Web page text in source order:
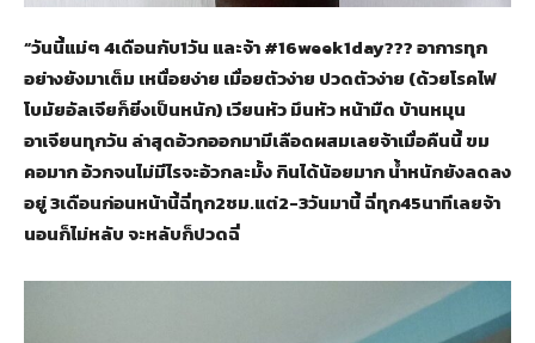
“วันนี้แม่ๆ 4เดือนกับ1วัน และจ้า #16week1day??? อาการทุก
อย่างยังมาเต็ม เหนื่อยง่าย เมื่อยตัวง่าย ปวดตัวง่าย (ด้วยโรคไฟ
โบมัยอัลเจียก็ยิ่งเป็นหนัก) เวียนหัว มึนหัว หน้ามืด บ้านหมุน
อาเจียนทุกวัน ล่าสุดอ้วกออกมามีเลือดผสมเลยจ้าเมื่อคืนนี้ ขม
คอมาก อ้วกจนไม่มีไรจะอ้วกละมั้ง กินได้น้อยมาก น้ำหนักยังลดลง
อยู่ 3เดือนก่อนหน้านี้ฉี่ทุก2ชม.แต่2-3วันมานี้ ฉี่ทุก45นาทีเลยจ้า
นอนก็ไม่หลับ จะหลับก็ปวดฉี่